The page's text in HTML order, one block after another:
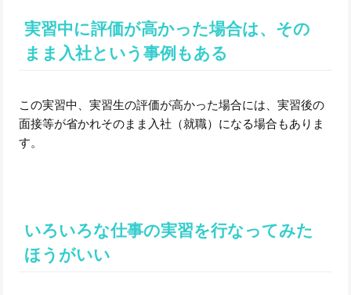
実習中に評価が高かった場合は、その
まま入社という事例もある
この実習中、実習生の評価が高かった場合には、実習後の
面接等が省かれそのまま入社（就職）になる場合もありま
す。
いろいろな仕事の実習を行なってみた
ほうがいい